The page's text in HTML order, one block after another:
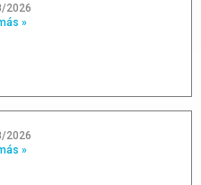
2026
»
2026
»